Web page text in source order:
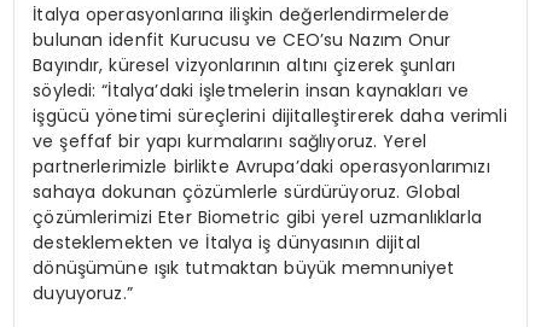
İtalya operasyonlarına ilişkin değerlendirmelerde
bulunan idenfit Kurucusu ve CEO’su Nazım Onur
Bayındır, küresel vizyonlarının altını çizerek şunları
söyledi: “İtalya’daki işletmelerin insan kaynakları ve
işgücü yönetimi süreçlerini dijitalleştirerek daha verimli
ve şeffaf bir yapı kurmalarını sağlıyoruz. Yerel
partnerlerimizle birlikte Avrupa’daki operasyonlarımızı
sahaya dokunan çözümlerle sürdürüyoruz. Global
çözümlerimizi Eter Biometric gibi yerel uzmanlıklarla
desteklemekten ve İtalya iş dünyasının dijital
dönüşümüne ışık tutmaktan büyük memnuniyet
duyuyoruz.”